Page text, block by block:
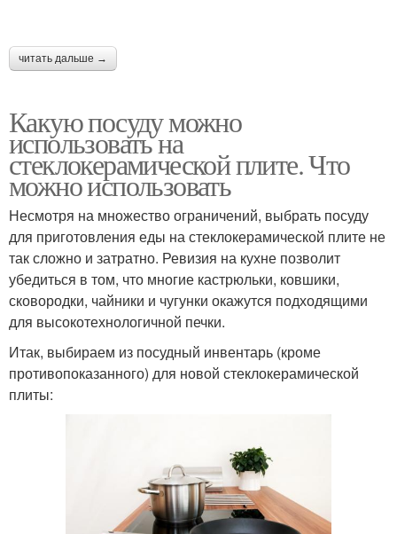
читать дальше →
Какую посуду можно
использовать на
стеклокерамической плите. Что
можно использовать
Несмотря на множество ограничений, выбрать посуду
для приготовления еды на стеклокерамической плите не
так сложно и затратно. Ревизия на кухне позволит
убедиться в том, что многие кастрюльки, ковшики,
сковородки, чайники и чугунки окажутся подходящими
для высокотехнологичной печки.
Итак, выбираем из посудный инвентарь (кроме
противопоказанного) для новой стеклокерамической
плиты: